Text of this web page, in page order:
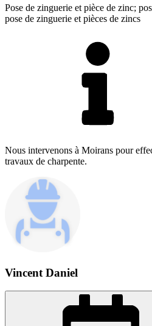
Pose de zinguerie et pièce de zinc;
pose de zinguerie et pièces de zincs
Nous intervenons à Moirans pour
travaux de charpente.
Vincent Daniel